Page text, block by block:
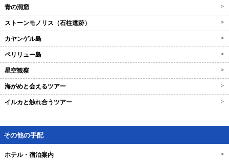
青の洞窟 >
ストーンモノリス（石柱遺跡） >
カヤンゲル島 >
ペリリュー島 >
星空観察 >
海がめと会えるツアー >
イルカと触れ合うツアー >
その他の手配
ホテル・宿泊案内 >